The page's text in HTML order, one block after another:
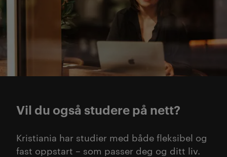
Vil du også studere på nett?
Kristiania har studier med både fleksibel og
fast oppstart – som passer deg og ditt liv.